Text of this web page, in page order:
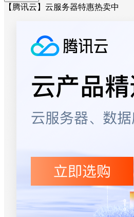
【腾讯云】云服务器特惠热卖中